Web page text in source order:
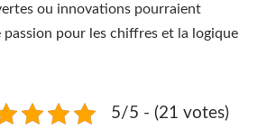
ou innovations pourraient
pour les chiffres et la logique
5/5 - (21 votes)